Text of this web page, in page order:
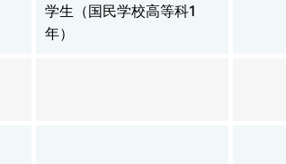
学生（国民学校高等科1
年）